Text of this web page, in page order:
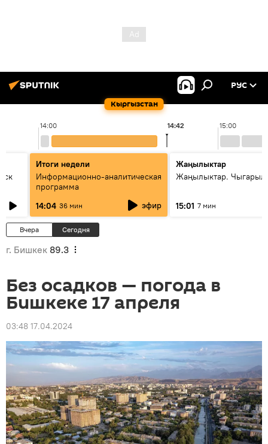
Кыргызстан
РУС
14:00 15:00
14:42
Итоги недели
Информационно-аналитическая
программа
14:04 36 мин эфир
Жаңылыктар
Жаңылыктар.
15:01 7 мин
Вчера Сегодня
г. Бишкек 89.3
Без осадков — погода в
Бишкеке 17 апреля
03:48 17.04.2024